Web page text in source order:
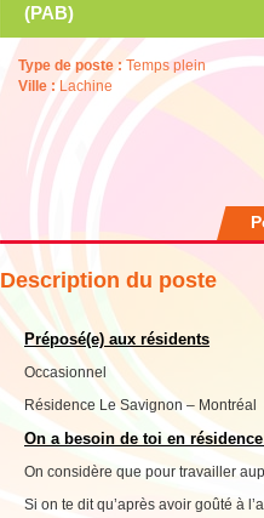
(PAB)
Type de poste :Temps plein
Ville : Lachine
Description du poste
Préposé(e) aux résidents
Occasionnel
Résidence Le Savignon – Montréal
On a besoin de toi en
On considère que pour travailler
Si on te dit qu’après avoir goûté à